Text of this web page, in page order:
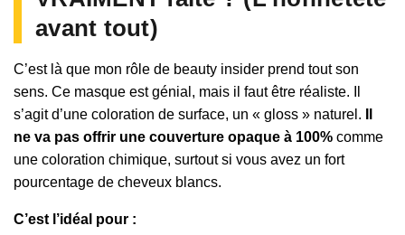
avant tout)
C’est là que mon rôle de beauty insider prend tout son
sens. Ce masque est génial, mais il faut être réaliste. Il
s’agit d’une coloration de surface, un « gloss » naturel.
ne va pas offrir une couverture opaque à 100% comme
une coloration chimique, surtout si vous avez un fort
pourcentage de cheveux blancs.
C’est l’idéal pour :